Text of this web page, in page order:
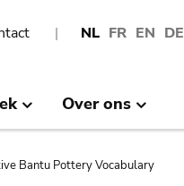
NL FR EN DE
Over ons
Bantu Pottery Vocabulary